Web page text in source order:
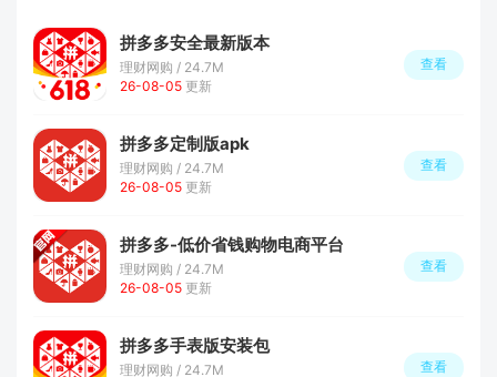
拼多多安全最新版本
理财网购 / 24.7M
26-08-05 更新
查看
拼多多定制版apk
理财网购 / 24.7M
26-08-05 更新
查看
拼多多-低价省钱购物电商平台
理财网购 / 24.7M
26-08-05 更新
查看
拼多多手表版安装包
理财网购 / 24.7M 查看